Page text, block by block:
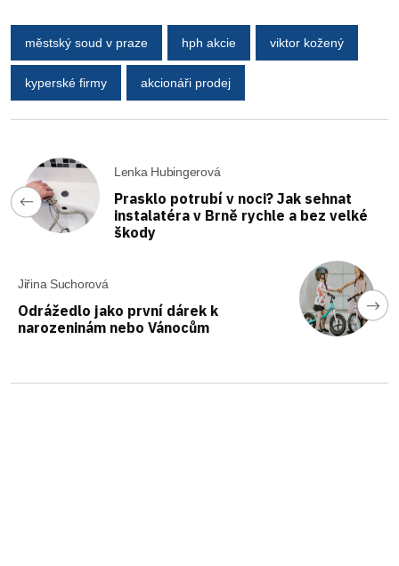
městský soud v praze hph akcie viktor kožený
kyperské firmy akcionáři prodej
Lenka Hubingerová
Prasklo potrubí v noci? Jak sehnat
instalatéra v Brně rychle a bez velké
škody
Jiřina Suchorová
Odrážedlo jako první dárek k
narozeninám nebo Vánocům